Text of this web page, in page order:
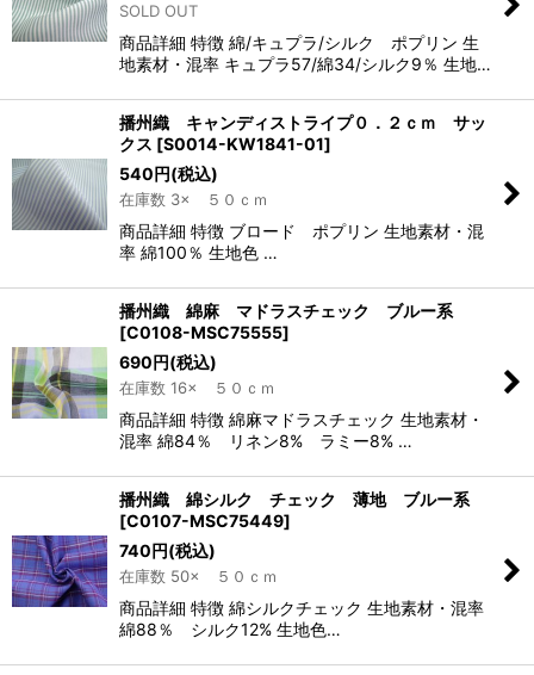
SOLD OUT
商品詳細 特徴 綿/キュプラ/シルク ポプリン 生
地素材・混率 キュプラ57/綿34/シルク9％ 生地…
播州織 キャンディストライプ０．２ｃｍ サッ
クス [S0014-KW1841-01]
540円(税込)
在庫数 3× ５０ｃｍ
商品詳細 特徴 ブロード ポプリン 生地素材・混
率 綿100％ 生地色 …
播州織 綿麻 マドラスチェック ブルー系
[C0108-MSC75555]
690円(税込)
在庫数 16× ５０ｃｍ
商品詳細 特徴 綿麻マドラスチェック 生地素材・
混率 綿84％ リネン8% ラミー8% …
播州織 綿シルク チェック 薄地 ブルー系
[C0107-MSC75449]
740円(税込)
在庫数 50× ５０ｃｍ
商品詳細 特徴 綿シルクチェック 生地素材・混率
綿88％ シルク12% 生地色…